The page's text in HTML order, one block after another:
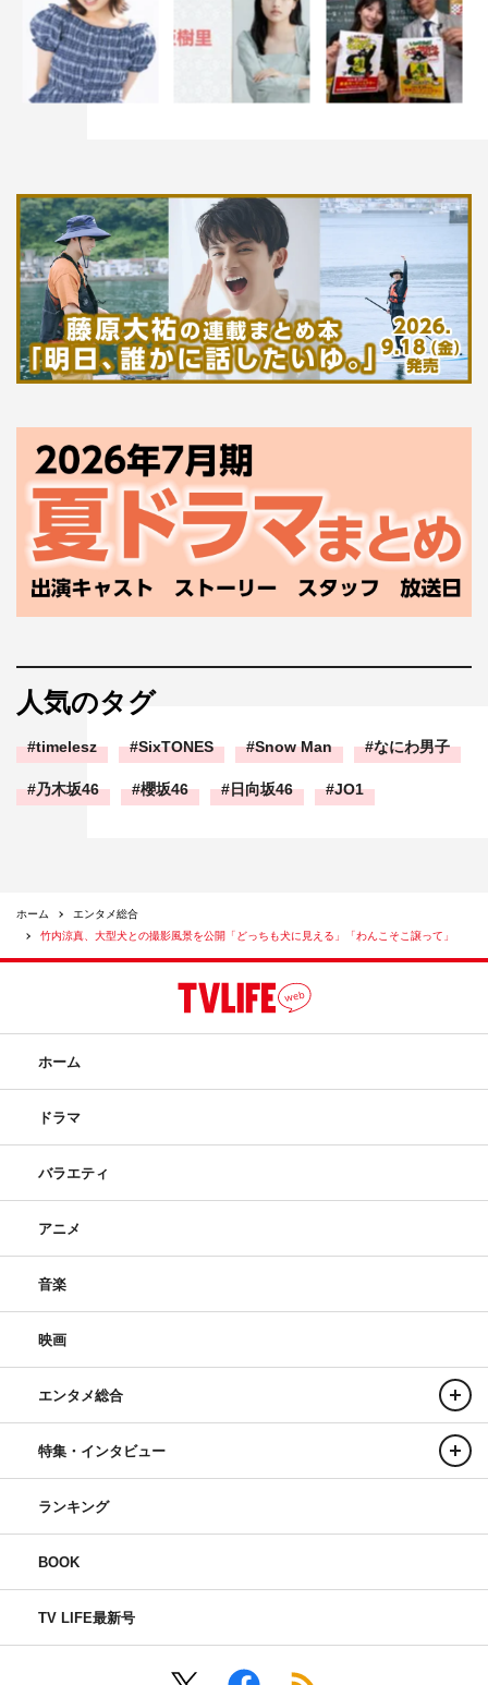
人気のタグ
timelesz SixTONES Snow Man なにわ男子
乃木坂46 櫻坂46 日向坂46 JO1
ホーム
エンタメ総合
竹内涼真、大型犬との撮影風景を公開「どっちも犬に見える」「わんこそこ譲って」
ホーム
ドラマ
バラエティ
アニメ
音楽
映画
エンタメ総合
特集・インタビュー
ランキング
BOOK
TV LIFE最新号